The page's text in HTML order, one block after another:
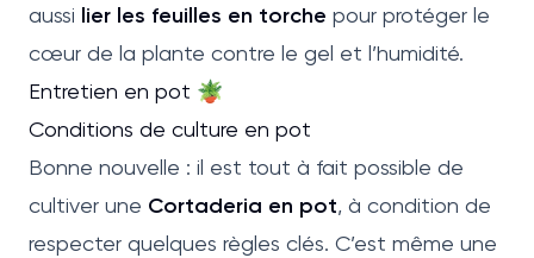
aussi lier les feuilles en torche pour protéger le
cœur de la plante contre le gel et l’humidité.
Entretien en pot 🪴
Conditions de culture en pot
Bonne nouvelle : il est tout à fait possible de
cultiver une Cortaderia en pot, à condition de
respecter quelques règles clés. C’est même une